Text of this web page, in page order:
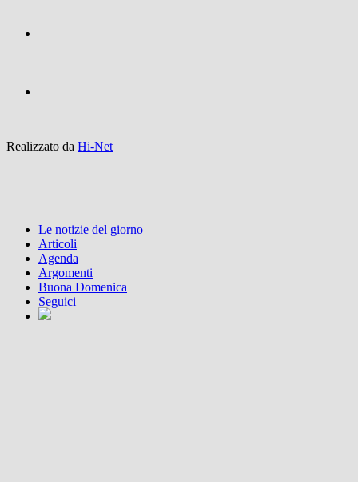
Realizzato da Hi-Net
Le notizie del giorno
Articoli
Agenda
Argomenti
Buona Domenica
Seguici